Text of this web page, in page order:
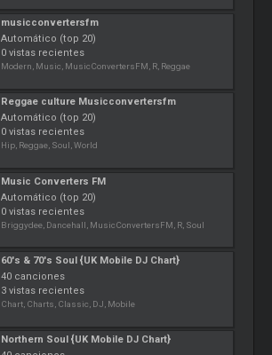
musicconvertersfm
Automático (top 20)
0 vistas recientes
Modern, Music, MusicConvertersFM, R, Reggae
Reggae culture Musicconvertersfm
Automático (top 20)
0 vistas recientes
Hip, Reggae, Soul, World
Music Converters FM
Automático (top 20)
0 vistas recientes
Briggydee, Dancehall, MusicConvertersFM, R, Soul
60's & 70's Soul {UK Mobile DJ Chart}
40 canciones
3 vistas recientes
Chart, Charts, Classic, DJ, Mobile
Northern Soul {UK Mobile DJ Chart}